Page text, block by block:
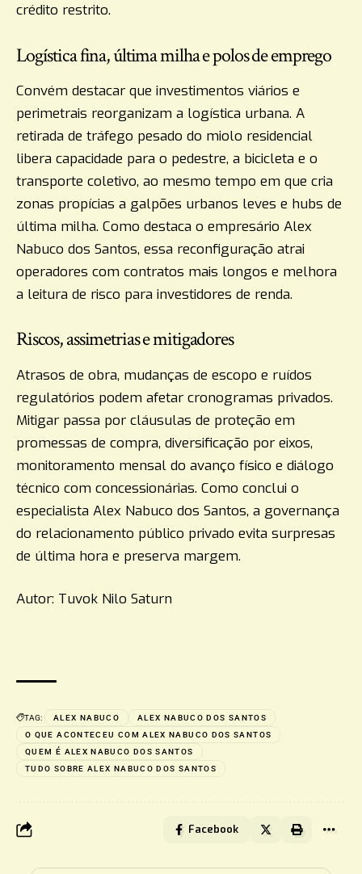
crédito restrito.
Logística fina, última milha e polos de emprego
Convém destacar que investimentos viários e
perimetrais reorganizam a logística urbana. A
retirada de tráfego pesado do miolo residencial
libera capacidade para o pedestre, a bicicleta e o
transporte coletivo, ao mesmo tempo em que cria
zonas propícias a galpões urbanos leves e hubs de
última milha. Como destaca o empresário Alex
Nabuco dos Santos, essa reconfiguração atrai
operadores com contratos mais longos e melhora
a leitura de risco para investidores de renda.
Riscos, assimetrias e mitigadores
Atrasos de obra, mudanças de escopo e ruídos
regulatórios podem afetar cronogramas privados.
Mitigar passa por cláusulas de proteção em
promessas de compra, diversificação por eixos,
monitoramento mensal do avanço físico e diálogo
técnico com concessionárias. Como conclui o
especialista Alex Nabuco dos Santos, a governança
do relacionamento público privado evita surpresas
de última hora e preserva margem.
Autor: Tuvok Nilo Saturn
TAG: ALEX NABUCO
ALEX NABUCO DOS SANTOS
O QUE ACONTECEU COM ALEX NABUCO DOS SANTOS
QUEM É ALEX NABUCO DOS SANTOS
TUDO SOBRE ALEX NABUCO DOS SANTOS
Facebook